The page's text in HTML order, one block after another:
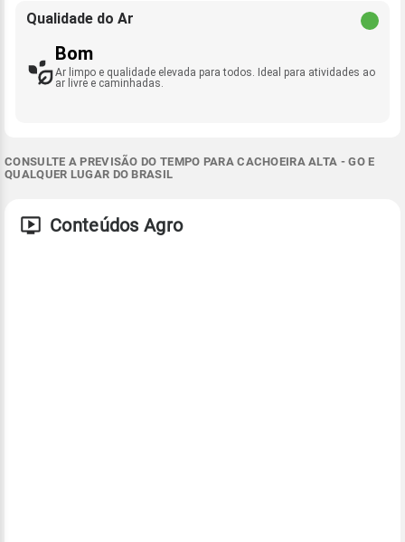
Qualidade do Ar
Bom
Ar limpo e qualidade elevada para todos. Ideal para atividades ao
ar livre e caminhadas.
CONSULTE A PREVISÃO DO TEMPO PARA CACHOEIRA ALTA - GO E
QUALQUER LUGAR DO BRASIL
Conteúdos Agro